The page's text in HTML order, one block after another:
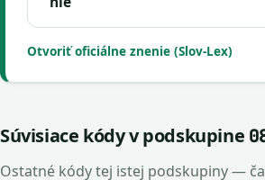
Otvoriť oficiálne znenie (Slov-Lex)
Súvisiace kódy v podskupine
Ostatné kódy tej istej podskupiny —